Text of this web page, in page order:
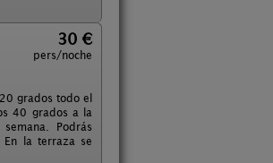
30 €
pers/noche
grados todo el
40 grados a la
Podrás
la terraza se